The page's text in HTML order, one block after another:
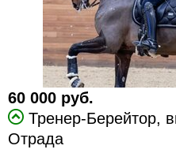
60 000 руб.
Тренер-Берейтор,
Отрада